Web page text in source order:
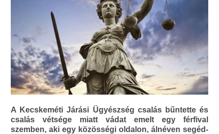
A Kecskeméti Járási Ügyészség csalás bűntette és
csalás vétsége miatt vádat emelt egy férfival
szemben, aki egy közösségi oldalon, álnéven segéd-